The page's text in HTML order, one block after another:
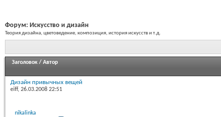
Форум: Искусство и дизайн
Теория дизайна, цветоведение, композиция, история искусств и т.д.
Заголовок / Автор
Дизайн привычных вещей
eiff, 26.03.2008 22:51
nikalinka